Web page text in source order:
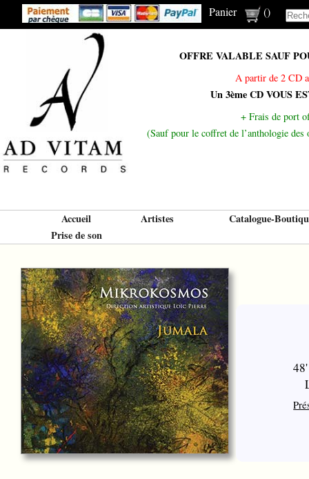
Panier ()
OFFRE VALABLE SAUF
A partir de 2 CD
Un 3ème CD VOUS
+ Frais de port
(Sauf pour le coffret de l’anthologie
Accueil Artistes
Catalogue-
Prise de son